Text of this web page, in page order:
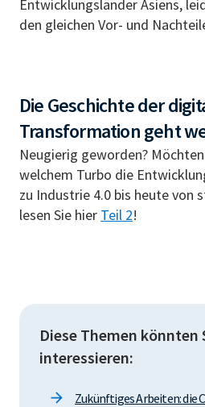
Entwicklungsländer Asiens,
den gleichen Vor- und
Die Geschichte der
Transformation geht
Neugierig geworden?
welchem Turbo die
zu Industrie 4.0 bis heute von
lesen Sie hier Teil 2!
Diese Themen könnten
interessieren:
Zukünftiges Arbeiten: die